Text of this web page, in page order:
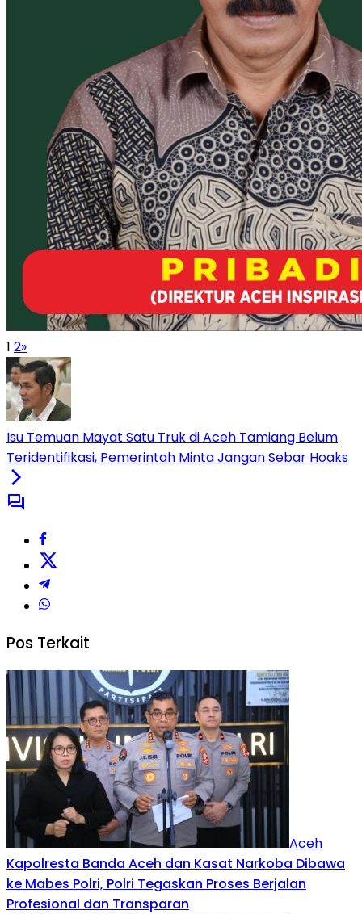
1 2»
Isu Temuan Mayat Satu Truk di Aceh Tamiang Belum
Teridentifikasi, Pemerintah Minta Jangan Sebar Hoaks
Pos Terkait
Aceh
Kapolresta Banda Aceh dan Kasat Narkoba Dibawa
ke Mabes Polri, Polri Tegaskan Proses Berjalan
Profesional dan Transparan